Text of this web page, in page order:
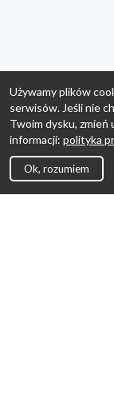
Używamy plików
serwisów. Jeśli nie
Twoim dysku,
informacji: polityka
Ok, rozumiem